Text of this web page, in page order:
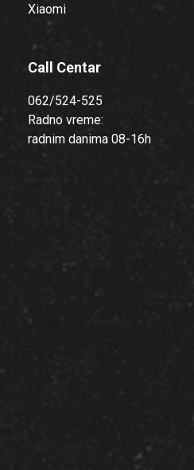
Xiaomi
Call Centar
062/524-525
Radno vreme:
radnim danima 08-16h